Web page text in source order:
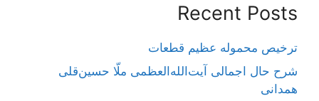
Recent Posts
ترخیص محموله عظیم قطعات
شرح حال اجمالی آیت‌الله‌العظمی ملّا حسین‌قلی
همدانی